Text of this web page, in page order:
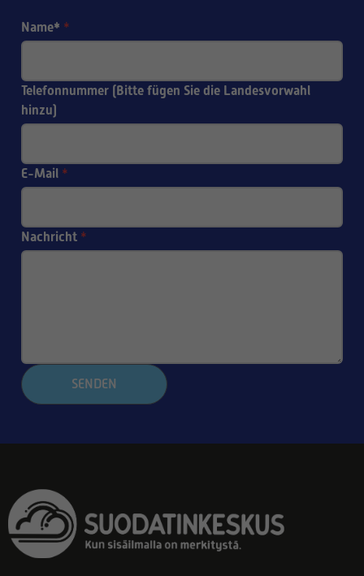
Name* *
Telefonnummer (Bitte fügen Sie die Landesvorwahl
hinzu)
E-Mail *
Nachricht *
SENDEN